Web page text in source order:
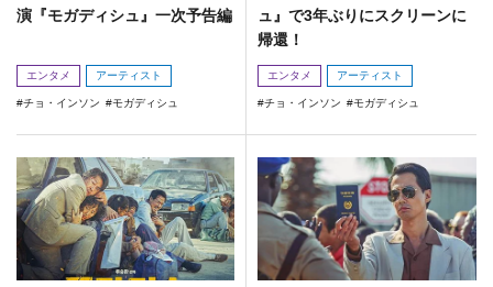
演『モガディシュ』一次予告編
エンタメ アーティスト
チョ・インソン モガディシュ
ュ』で3年ぶりにスクリーンに
帰還！
エンタメ アーティスト
チョ・インソン モガディシュ